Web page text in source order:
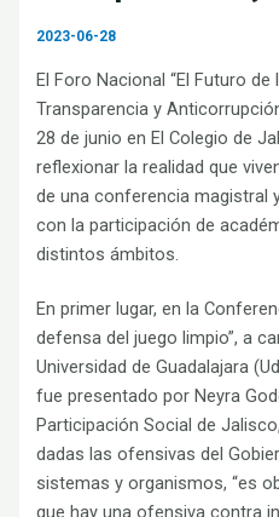
2023-06-28
El Foro Nacional “El Futuro
Transparencia y
28 de junio en El Colegio de
reflexionar la realidad que
de una conferencia magistral
con la participación de
distintos ámbitos.
En primer lugar, en la
defensa del juego limpio”, a
Universidad de Guadalajara
fue presentado por Neyra
Participación Social de
dadas las ofensivas del
sistemas y organismos, “es